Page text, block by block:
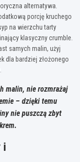
alternatywa.
porcję kruchego
na wierzchu tarty
klasyczny crumble.
samych malin, użyj
dla bardziej złożonego
malin, nie rozmrażaj
– dzięki temu
nie puszczą zbyt
i